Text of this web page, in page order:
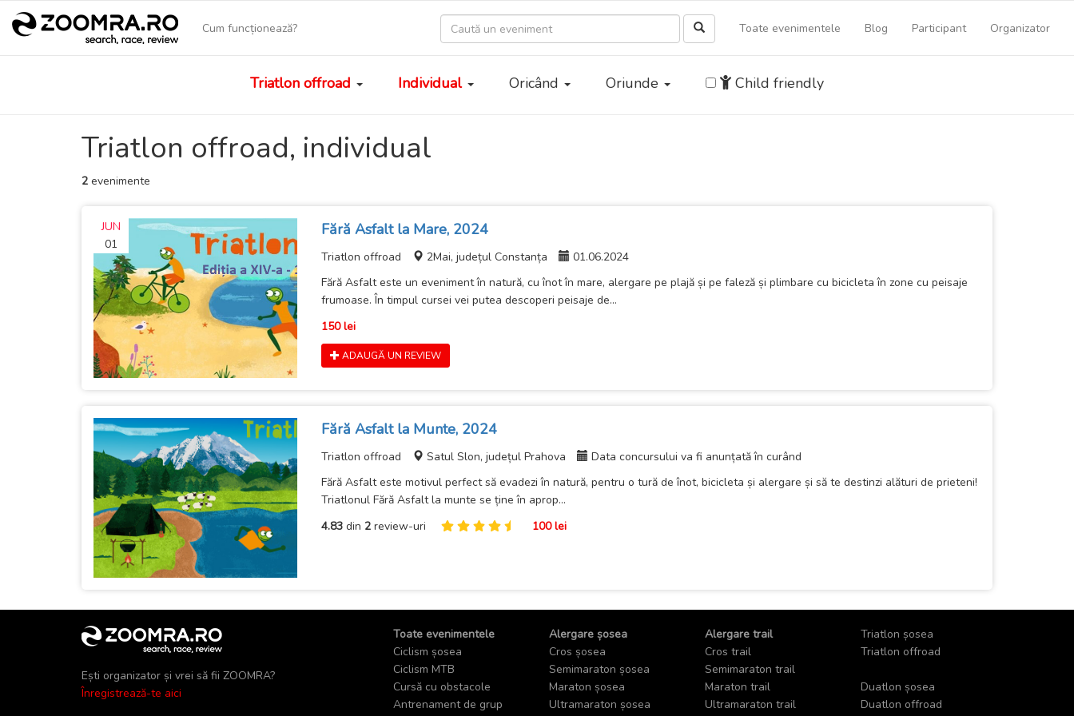
Cum funcționează? Toate evenimentele Blog Participant Organizator
Triatlon offroad Individual Oricând Oriunde Child friendly
Triatlon offroad, individual
2 evenimente
JUN
01
Fără Asfalt la Mare, 2024
Triatlon offroad 2Mai, județul Constanța
01.06.2024
Fără Asfalt este un eveniment în natură, cu înot în mare, alergare pe plajă și pe faleză și plimbare cu bicicleta în zone cu peisaje
frumoase. În timpul cursei vei putea descoperi peisaje de...
150 lei
ADAUGĂ UN REVIEW
Fără Asfalt la Munte, 2024
Triatlon offroad Satul Slon, județul Prahova
Data concursului va fi anunțată în curând
Fără Asfalt este motivul perfect să evadezi în natură, pentru o tură de înot, bicicleta și alergare și să te destinzi alături de prieteni!
Triatlonul Fără Asfalt la munte se ține în aprop...
4.83 din 2 review-uri 100 lei
Ești organizator și vrei să fii ZOOMRA?
Înregistrează-te aici
Toate evenimentele
Ciclism șosea
Ciclism MTB
Cursă cu obstacole
Antrenament de grup
Alergare șosea
Cros șosea
Semimaraton șosea
Maraton șosea
Ultramaraton șosea
Alergare trail
Cros trail
Semimaraton trail
Maraton trail
Ultramaraton trail
Triatlon șosea
Triatlon offroad
Duatlon șosea
Duatlon offroad